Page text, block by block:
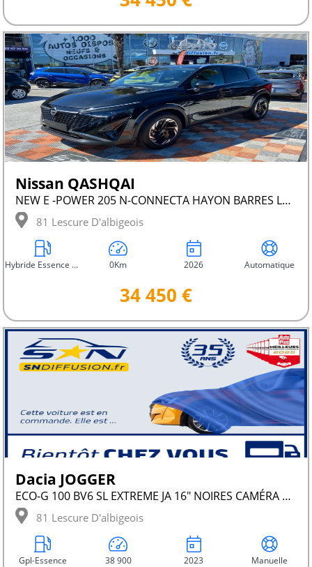
Nissan QASHQAI
NEW E -POWER 205 N-CONNECTA HAYON BARRES LEDS
81 Lescure D'albigeois
Hybride Essence Non Rechargeable 0Km 2026 Automatique
34 450 €
Dacia JOGGER
ECO-G 100 BV6 SL EXTREME JA 16" NOIRES CAMÉRA 1°MAIN
81 Lescure D'albigeois
Gpl-Essence 38 900 2023 Manuelle